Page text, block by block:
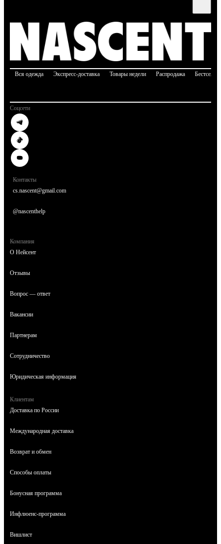
Вся одежда Экспресс-доставка Товары недели Распродажа
Соцсети
Контакты
cs.nascent@gmail.com
@nascenthelp
Компания
О Нейсент
Отзывы
Вопрос — ответ
Вакансии
Партнерам
Сотрудничество
Юридическая информация
Клиентам
Доставка по России
Международная доставка
Возврат и обмен
Способы оплаты
Бонусная программа
Инфлюенс-программа
Вишлист